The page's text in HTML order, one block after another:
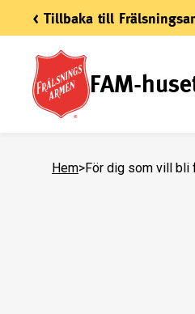
< Tillbaka till
FAM-
Hem>För dig som vill bli